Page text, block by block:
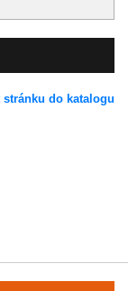
stránku do katalogu